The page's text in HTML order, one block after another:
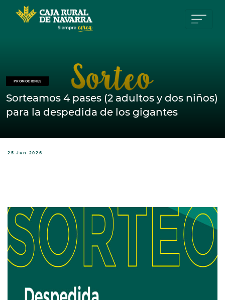
PROMOCIONES
Sorteamos 4 pases (2 adultos y dos niños)
para la despedida de los gigantes
25 Jun 2026